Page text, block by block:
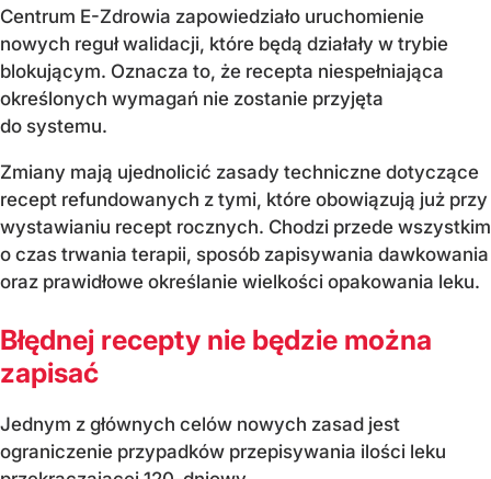
Centrum E-Zdrowia zapowiedziało uruchomienie
nowych reguł walidacji, które będą działały w trybie
blokującym. Oznacza to, że recepta niespełniająca
określonych wymagań nie zostanie przyjęta
do systemu.
Zmiany mają ujednolicić zasady techniczne dotyczące
recept refundowanych z tymi, które obowiązują już przy
wystawianiu recept rocznych. Chodzi przede wszystkim
o czas trwania terapii, sposób zapisywania dawkowania
oraz prawidłowe określanie wielkości opakowania leku.
Błędnej recepty nie będzie można
zapisać
Jednym z głównych celów nowych zasad jest
ograniczenie przypadków przepisywania ilości leku